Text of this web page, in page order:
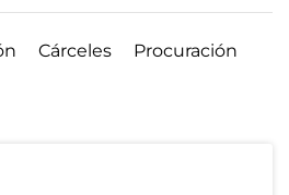
Cárceles
Procuración